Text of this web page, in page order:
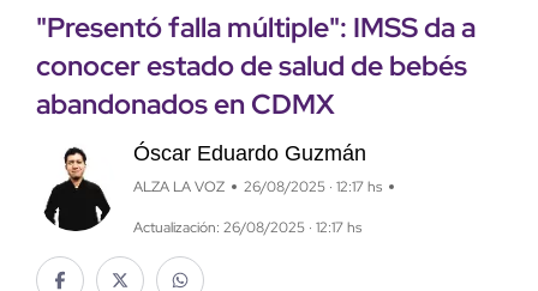
"Presentó falla múltiple": IMSS da a
conocer estado de salud de bebés
abandonados en CDMX
Óscar Eduardo Guzmán
ALZA LA VOZ 26/08/2025 · 12:17 hs
Actualización: 26/08/2025 · 12:17 hs